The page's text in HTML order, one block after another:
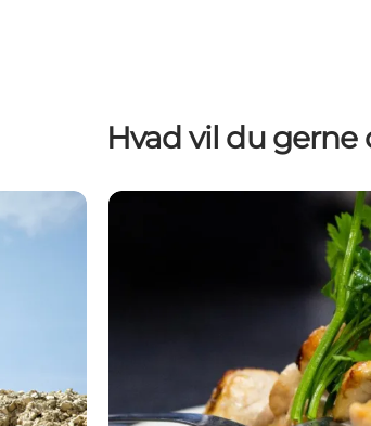
Hvad vil du gerne
Spisesteder på Fur